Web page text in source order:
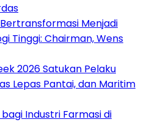
Menjadi
Tinggi: Chairman, Wens
2026 Satukan Pelaku
Lepas Pantai, dan Maritim
Industri Farmasi di